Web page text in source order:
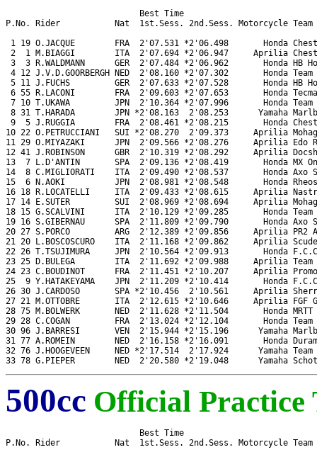
                           Best Time
P.No. Rider           Nat  1st.Sess. 2nd.Sess. Motorcycle Team
1 19 O.JACQUE        FRA  2'07.531 *2'06.498       Honda
2  1 M.BIAGGI        ITA  2'07.694 *2'06.947     Aprilia
3  3 R.WALDMANN      GER  2'07.484 *2'06.962       Honda HB
4 12 J.V.D.GOORBERGH NED  2'08.160 *2'07.302       Honda
5 11 J.FUCHS         GER  2'07.633 *2'07.528       Honda HB
6 55 R.LACONI        FRA  2'09.603 *2'07.653       Honda
7 10 T.UKAWA         JPN  2'10.364 *2'07.996       Honda Team
8 31 T.HARADA        JPN *2'08.163  2'08.253      Yamaha
9  5 J.RUGGIA        FRA  2'08.461 *2'08.215       Honda
10 22 O.PETRUCCIANI   SUI *2'08.270  2'09.373     Aprilia
11 29 O.MIYAZAKI      JPN  2'09.566 *2'08.276     Aprilia Edo
12 41 J.ROBINSON      GBR  2'10.319 *2'08.292     Aprilia
13  7 L.D'ANTIN       SPA  2'09.136 *2'08.419       Honda MX
14  8 C.MIGLIORATI    ITA  2'09.490 *2'08.537       Honda Axo
15  6 N.AOKI          JPN  2'08.981 *2'08.548       Honda Rheos
16 18 R.LOCATELLI     ITA  2'09.433 *2'08.615     Aprilia
17 14 E.SUTER         SUI  2'08.969 *2'08.694     Aprilia
18 15 G.SCALVINI      ITA  2'10.129 *2'09.285       Honda
19 16 S.GIBERNAU      SPA  2'11.809 *2'09.790       Honda Axo
20 27 S.PORCO         ARG  2'12.389 *2'09.856     Aprilia PR2
21 20 L.BOSCOSCURO    ITA  2'11.168 *2'09.862     Aprilia
22 26 T.TSUJIMURA     JPN  2'10.564 *2'09.913       Honda
23 25 D.BULEGA        ITA  2'11.692 *2'09.988     Aprilia
24 23 C.BOUDINOT      FRA  2'11.451 *2'10.207     Aprilia
25  9 Y.HATAKEYAMA    JPN  2'11.209 *2'10.414       Honda
26 30 J.CARDOSO       SPA *2'10.456  2'10.561     Aprilia
27 21 M.OTTOBRE       ITA  2'12.615 *2'10.646     Aprilia FGF
28 75 M.BOLWERK       NED  2'11.628 *2'11.504       Honda MRTT
29 28 C.COGAN         FRA  2'13.024 *2'12.104       Honda Team
30 96 J.BARRESI       VEN  2'15.944 *2'15.196      Yamaha
31 77 A.ROMEIN        NED  2'16.158 *2'16.091       Honda
32 76 J.HOOGEVEEN     NED *2'17.514  2'17.924      Yamaha Team
33 78 G.PIEPER        NED  2'20.580 *2'19.048      Yamaha
500cc Official Practice
                           Best Time
P.No. Rider           Nat  1st.Sess. 2nd.Sess. Motorcycle Team